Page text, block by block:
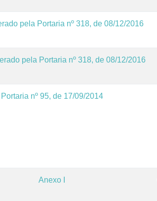
pela Portaria nº 318, de 08/12/2016
pela Portaria nº 318, de 08/12/2016
Portaria nº 95, de 17/09/2014
Anexo I